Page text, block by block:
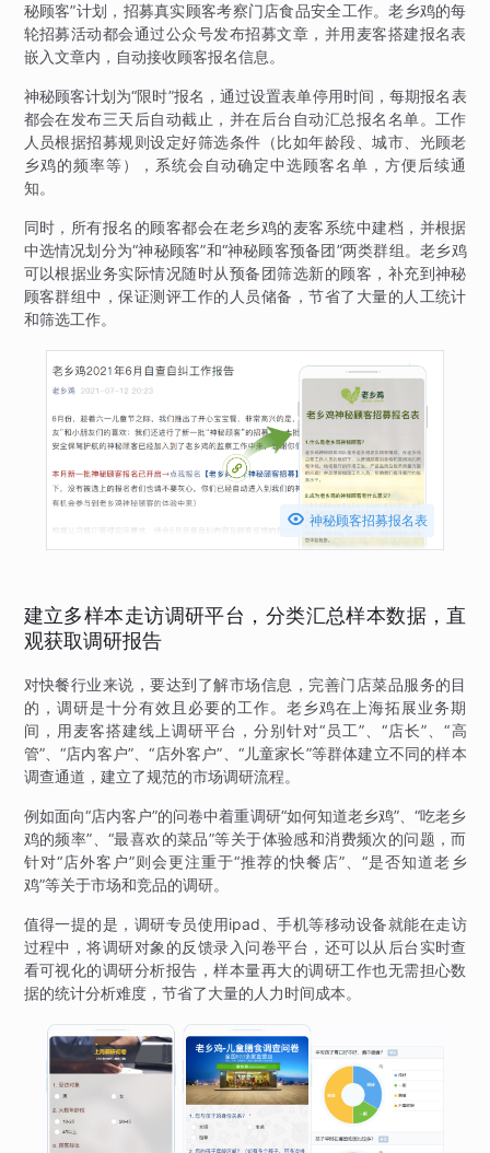
秘顾客”计划，招募真实顾客考察门店食品安全工作。老乡鸡的每
轮招募活动都会通过公众号发布招募文章，并用麦客搭建报名表
嵌入文章内，自动接收顾客报名信息。
神秘顾客计划为“限时”报名，通过设置表单停用时间，每期报名表
都会在发布三天后自动截止，并在后台自动汇总报名名单。工作
人员根据招募规则设定好筛选条件（比如年龄段、城市、光顾老
乡鸡的频率等），系统会自动确定中选顾客名单，方便后续通
知。
同时，所有报名的顾客都会在老乡鸡的麦客系统中建档，并根据
中选情况划分为“神秘顾客”和“神秘顾客预备团”两类群组。老乡鸡
可以根据业务实际情况随时从预备团筛选新的顾客，补充到神秘
顾客群组中，保证测评工作的人员储备，节省了大量的人工统计
和筛选工作。
 神秘顾客招募报名表
建立多样本走访调研平台，分类汇总样本数据，直
观获取调研报告
对快餐行业来说，要达到了解市场信息，完善门店菜品服务的目
的，调研是十分有效且必要的工作。老乡鸡在上海拓展业务期
间，用麦客搭建线上调研平台，分别针对“员工”、“店长”、“高
管”、“店内客户”、“店外客户”、“儿童家长”等群体建立不同的样本
调查通道，建立了规范的市场调研流程。
例如面向“店内客户”的问卷中着重调研“如何知道老乡鸡”、“吃老乡
鸡的频率”、“最喜欢的菜品”等关于体验感和消费频次的问题，而
针对“店外客户”则会更注重于“推荐的快餐店”、“是否知道老乡
鸡”等关于市场和竞品的调研。
值得一提的是，调研专员使用ipad、手机等移动设备就能在走访
过程中，将调研对象的反馈录入问卷平台，还可以从后台实时查
看可视化的调研分析报告，样本量再大的调研工作也无需担心数
据的统计分析难度，节省了大量的人力时间成本。